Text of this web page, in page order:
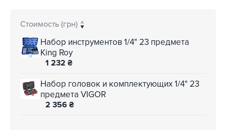
Стоимость (грн)
Набор инструментов 1/4" 23 предмета
King Roy
1 232 ₴
Набор головок и комплектующих 1/4" 23
предмета VIGOR
2 356 ₴